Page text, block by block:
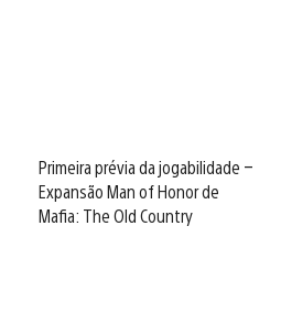
Primeira prévia da jogabilidade –
Expansão Man of Honor de
Mafia: The Old Country